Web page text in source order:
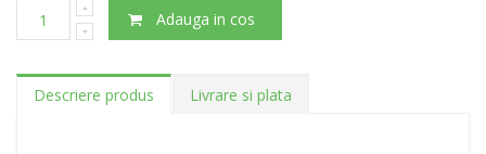
Adauga in cos
Descriere produs Livrare si plata